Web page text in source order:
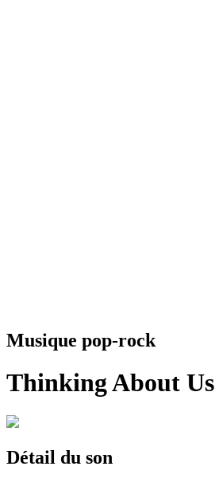
Musique pop-rock
Thinking About Us
Détail du son